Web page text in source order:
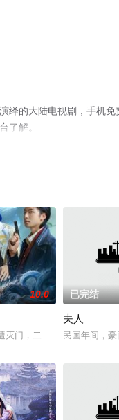
绎的大陆电视剧，手机
了解。
一片光明。他为什么要自
变时，意外得知亲生母亲
10.0
灭门，二十年后成为墨城
已完结
夫人
民国年间，